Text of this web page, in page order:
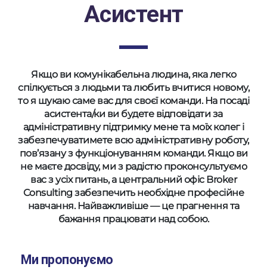
Асистент
Якщо ви комунікабельна людина, яка легко
спілкується з людьми та любить вчитися новому,
то я шукаю саме вас для своєї команди. На посаді
асистента/ки ви будете відповідати за
адміністративну підтримку мене та моїх колег і
забезпечуватимете всю адміністративну роботу,
пов’язану з функціонуванням команди. Якщо ви
не маєте досвіду, ми з радістю проконсультуємо
вас з усіх питань, а центральний офіс Broker
Consulting забезпечить необхідне професійне
навчання. Найважливіше — це прагнення та
бажання працювати над собою.
Ми пропонуємо